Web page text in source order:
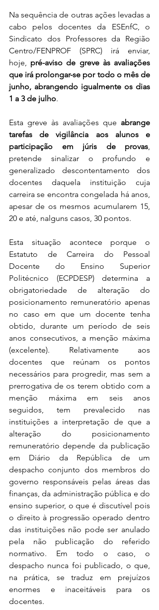
Na sequência de outras ações levadas a
cabo pelos docentes da ESEnfC, o
Sindicato dos Professores da Região
Centro/FENPROF (SPRC) irá enviar,
hoje,
pré-aviso de greve às avaliações
que irá prolongar-se por todo o mês de
junho, abrangendo igualmente os dias
1 a 3 de julho.
Esta greve às avaliações que abrange
tarefas de vigilância aos alunos e
participação em júris de provas
pretende sinalizar o profundo e
generalizado descontentamento dos
docentes daquela instituição cuja
carreira se encontra congelada há anos,
apesar de os mesmos acumularem 15,
20 e até, nalguns casos, 30 pontos.
Esta situação acontece porque o
Estatuto de Carreira do Pessoal
Docente do Ensino Superior
Politécnico (ECPDESP) determina a
obrigatoriedade de alteração do
posicionamento remuneratório apenas
no caso em que um docente tenha
obtido, durante um período de seis
anos consecutivos, a menção máxima
(excelente). Relativamente aos
docentes que reúnam os pontos
necessários para progredir, mas sem a
prerrogativa de os terem obtido com a
menção máxima em seis anos
seguidos, tem prevalecido nas
instituições a interpretação de que a
alteração do posicionamento
remuneratório depende da publicação
em Diário da República de um
despacho conjunto dos membros do
governo responsáveis pelas áreas das
finanças, da administração pública e do
ensino superior, o que é discutível pois
o direito à progressão operado dentro
das instituições não pode ser anulado
pela não publicação do referido
normativo. Em todo o caso, o
despacho nunca foi publicado, o que,
na prática, se traduz em prejuízos
enormes e inaceitáveis para os
docentes.